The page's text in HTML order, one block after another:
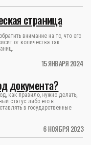
15 ЯНВАРЯ 2024
страница
внимание на то, что его
от количества так
6 НОЯБРЯ 2023
документа?
как правило, нужно делать,
статус либо его в
в государственные